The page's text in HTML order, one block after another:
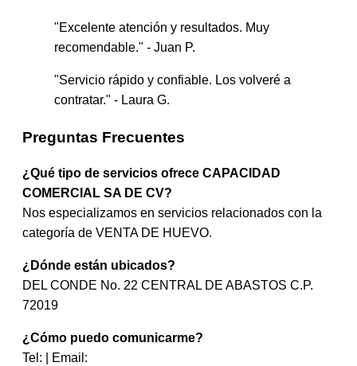
"Excelente atención y resultados. Muy
recomendable." - Juan P.
"Servicio rápido y confiable. Los volveré a
contratar." - Laura G.
Preguntas Frecuentes
¿Qué tipo de servicios ofrece CAPACIDAD
COMERCIAL SA DE CV?
Nos especializamos en servicios relacionados con la
categoría de VENTA DE HUEVO.
¿Dónde están ubicados?
DEL CONDE No. 22 CENTRAL DE ABASTOS C.P.
72019
¿Cómo puedo comunicarme?
Tel: | Email: